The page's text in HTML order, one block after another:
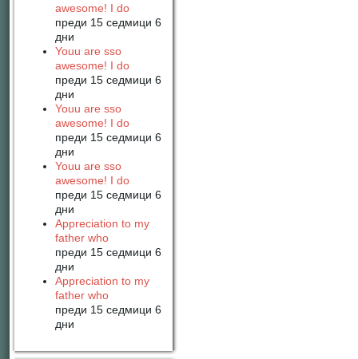
awesome! I do
преди 15 седмици 6
дни
Youu are sso
awesome! I do
преди 15 седмици 6
дни
Youu are sso
awesome! I do
преди 15 седмици 6
дни
Youu are sso
awesome! I do
преди 15 седмици 6
дни
Appreciation to my
father who
преди 15 седмици 6
дни
Appreciation to my
father who
преди 15 седмици 6
дни